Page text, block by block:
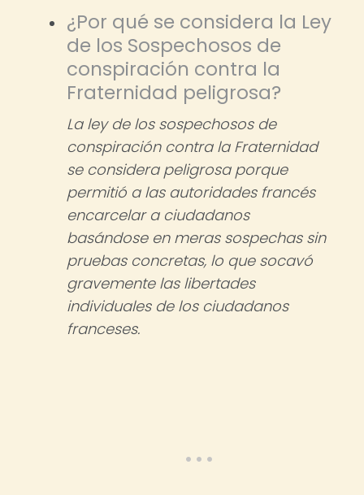
¿Por qué se considera la Ley
de los Sospechosos de
conspiración contra la
Fraternidad peligrosa?
La ley de los sospechosos de
conspiración contra la Fraternidad
se considera peligrosa porque
permitió a las autoridades francés
encarcelar a ciudadanos
basándose en meras sospechas sin
pruebas concretas, lo que socavó
gravemente las libertades
individuales de los ciudadanos
franceses.